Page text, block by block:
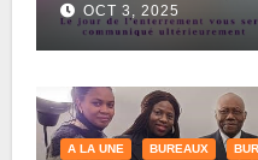
OCT 3, 2025
A LA UNE BUREAUX